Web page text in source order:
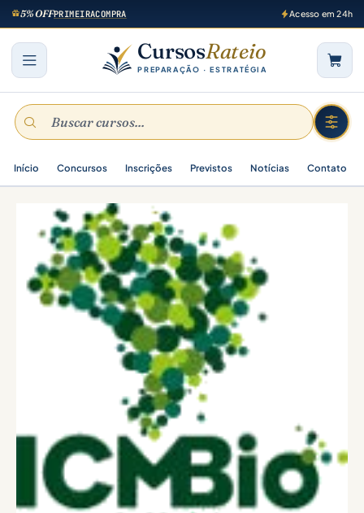
5% OFFPRIMEIRACOMPRA Acesso em 24h
CursosRateio
PREPARAÇÃO · ESTRATÉGIA
Início Concursos Inscrições Previstos Notícias Contato